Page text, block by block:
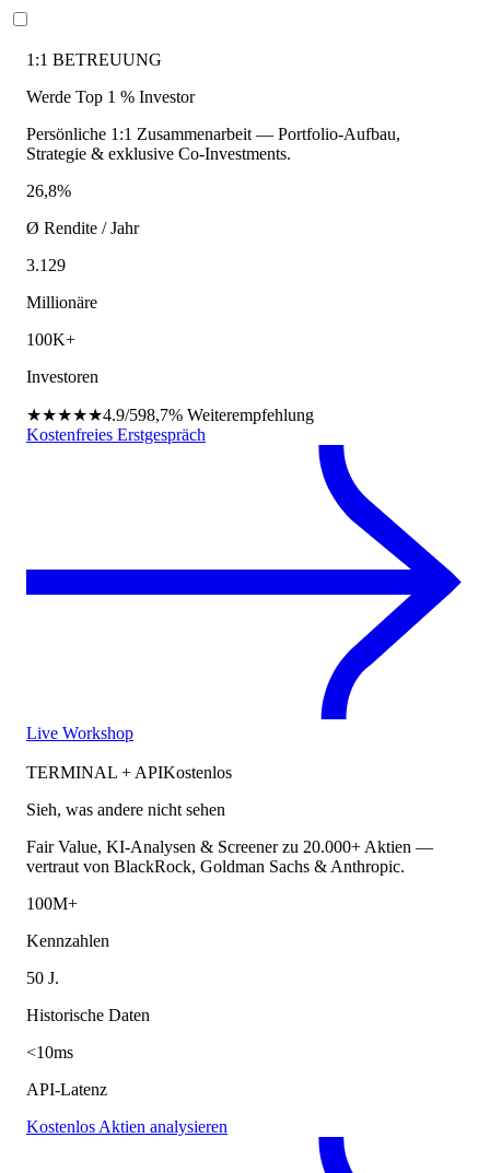
1:1 BETREUUNG
Werde Top 1 % Investor
Persönliche 1:1 Zusammenarbeit — Portfolio-Aufbau,
Strategie & exklusive Co-Investments.
26,8%
Ø Rendite / Jahr
3.129
Millionäre
100K+
Investoren
★★★★★4.9/598,7% Weiterempfehlung
Kostenfreies Erstgespräch
Live Workshop
TERMINAL + APIKostenlos
Sieh, was andere nicht sehen
Fair Value, KI-Analysen & Screener zu 20.000+ Aktien —
vertraut von BlackRock, Goldman Sachs & Anthropic.
100M+
Kennzahlen
50 J.
Historische Daten
<10ms
API-Latenz
Kostenlos Aktien analysieren